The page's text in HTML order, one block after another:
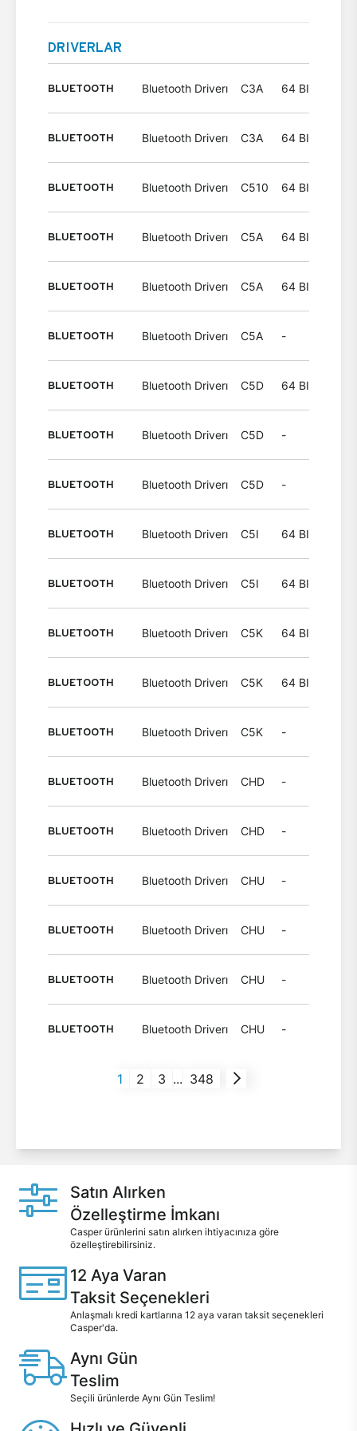
DRIVERLAR
BLUETOOTH Bluetooth Driverı C3A 64 BIT
BLUETOOTH Bluetooth Driverı C3A 64 BIT
BLUETOOTH Bluetooth Driverı C510 64 BIT
BLUETOOTH Bluetooth Driverı C5A 64 BIT
BLUETOOTH Bluetooth Driverı C5A 64 BIT
BLUETOOTH Bluetooth Driverı C5A -
BLUETOOTH Bluetooth Driverı C5D 64 BIT
BLUETOOTH Bluetooth Driverı C5D -
BLUETOOTH Bluetooth Driverı C5D -
BLUETOOTH Bluetooth Driverı C5I 64 BIT
BLUETOOTH Bluetooth Driverı C5I 64 BIT
BLUETOOTH Bluetooth Driverı C5K 64 BIT
BLUETOOTH Bluetooth Driverı C5K 64 BIT
BLUETOOTH Bluetooth Driverı C5K -
BLUETOOTH Bluetooth Driverı CHD -
BLUETOOTH Bluetooth Driverı CHD -
BLUETOOTH Bluetooth Driverı CHU -
BLUETOOTH Bluetooth Driverı CHU -
BLUETOOTH Bluetooth Driverı CHU -
BLUETOOTH Bluetooth Driverı CHU -
1 2 3 ... 348
Satın Alırken
Özelleştirme İmkanı
Casper ürünlerini satın alırken ihtiyacınıza göre
özelleştirebilirsiniz.
12 Aya Varan
Taksit Seçenekleri
Anlaşmalı kredi kartlarına 12 aya varan taksit seçenekleri
Casper'da.
Aynı Gün
Teslim
Seçili ürünlerde Aynı Gün Teslim!